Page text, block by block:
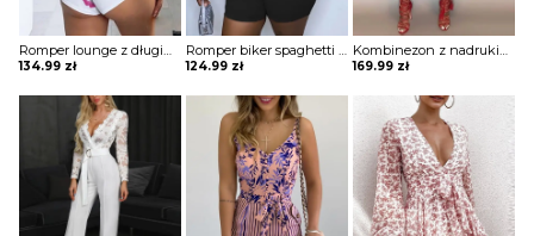
Romper lounge z długim rękawem nadrukiem ust kombinezon Wesseline
134.99 zł
Romper biker spaghetti strap kombinezon Chadia
124.99 zł
Kombinezon z nadrukiem latarni kreskówek Eliana
169.99 zł